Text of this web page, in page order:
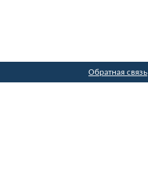
Обратная связь